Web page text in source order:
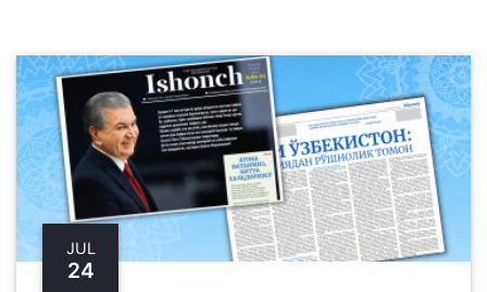
JUL
24